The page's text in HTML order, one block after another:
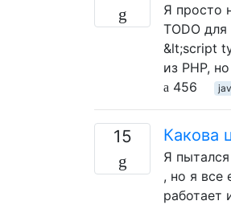
Я просто
TODO
&lt;script
из PHP,
456
15 Какова
Я
, но я все
работает